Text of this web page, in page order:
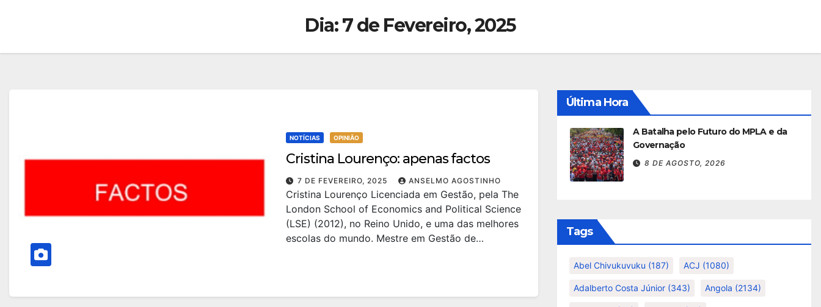
Dia:7 de Fevereiro, 2025
NOTÍCIAS OPINIÃO
Cristina Lourenço: apenas factos
7 DE FEVEREIRO, 2025 ANSELMO AGOSTINHO
Cristina Lourenço Licenciada em Gestão, pela The
London School of Economics and Political Science
(LSE) (2012), no Reino Unido, e uma das melhores
escolas do mundo. Mestre em Gestão de…
Última Hora
A Batalha pelo Futuro do MPLA e da
Governação
8 DE AGOSTO, 2026
Tags
Abel Chivukuvuku (187) ACJ (1080)
Adalberto Costa Júnior (343) Angola (2134)